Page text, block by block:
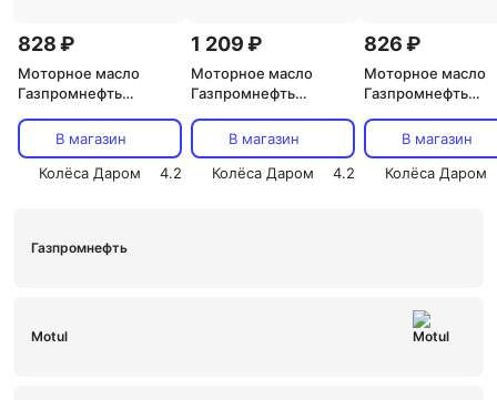
828 ₽
Моторное масло
Газпромнефть
В магазин
Колёса Даром
4.2
1 209 ₽
Моторное масло
Газпромнефть
В магазин
Колёса Даром
4.2
826 ₽
Моторное масло
Газпромнефть
В магазин
Колёса Даром
Газпромнефть
Motul